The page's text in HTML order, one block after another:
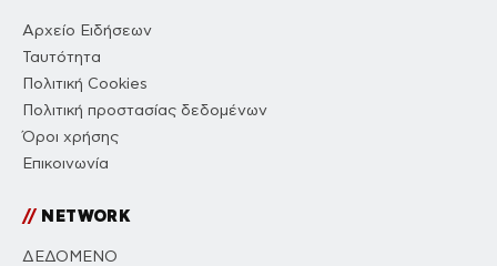
Αρχείο Ειδήσεων
Ταυτότητα
Πολιτική Cookies
Πολιτική προστασίας δεδομένων
Όροι χρήσης
Επικοινωνία
//NETWORK
ΔΕΔΟΜΕΝΟ